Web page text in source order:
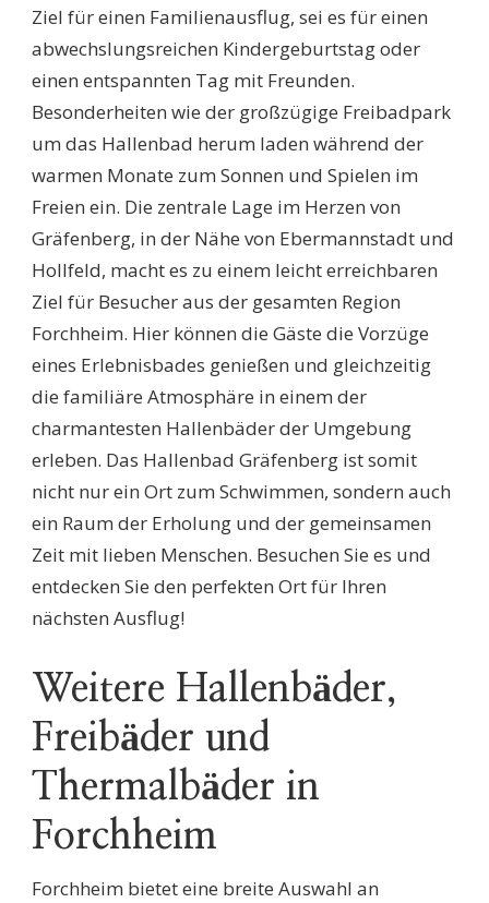
Ziel für einen Familienausflug, sei es für einen
abwechslungsreichen Kindergeburtstag oder
einen entspannten Tag mit Freunden.
Besonderheiten wie der großzügige Freibadpark
um das Hallenbad herum laden während der
warmen Monate zum Sonnen und Spielen im
Freien ein. Die zentrale Lage im Herzen von
Gräfenberg, in der Nähe von Ebermannstadt und
Hollfeld, macht es zu einem leicht erreichbaren
Ziel für Besucher aus der gesamten Region
Forchheim. Hier können die Gäste die Vorzüge
eines Erlebnisbades genießen und gleichzeitig
die familiäre Atmosphäre in einem der
charmantesten Hallenbäder der Umgebung
erleben. Das Hallenbad Gräfenberg ist somit
nicht nur ein Ort zum Schwimmen, sondern auch
ein Raum der Erholung und der gemeinsamen
Zeit mit lieben Menschen. Besuchen Sie es und
entdecken Sie den perfekten Ort für Ihren
nächsten Ausflug!
Weitere Hallenbäder,
Freibäder und
Thermalbäder in
Forchheim
Forchheim bietet eine breite Auswahl an